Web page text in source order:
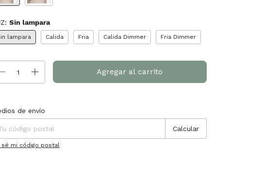
Sin lampara
lampara Calida Fria Calida Dimmer Fria Dimmer
para el CP:
de envío
Calcular
sé mi código postal